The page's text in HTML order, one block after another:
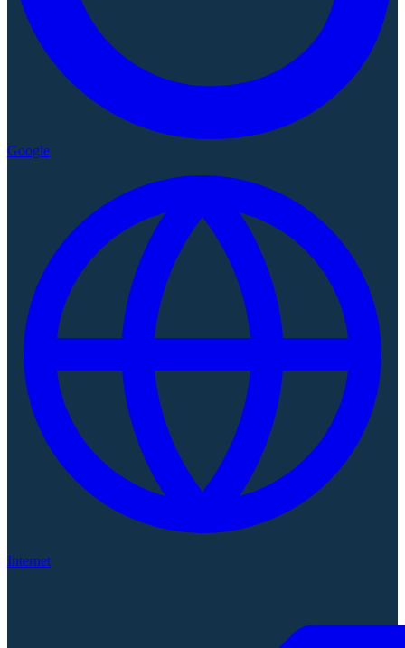
Google
Internet